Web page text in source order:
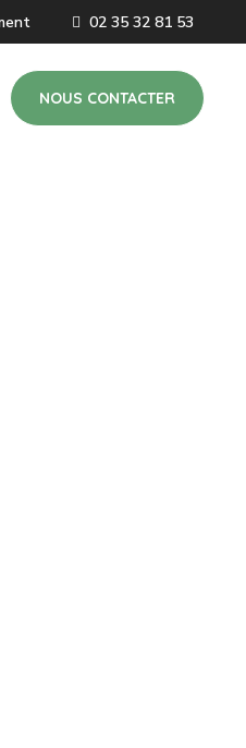
02 35 32 81 53
NOUS CONTACTER